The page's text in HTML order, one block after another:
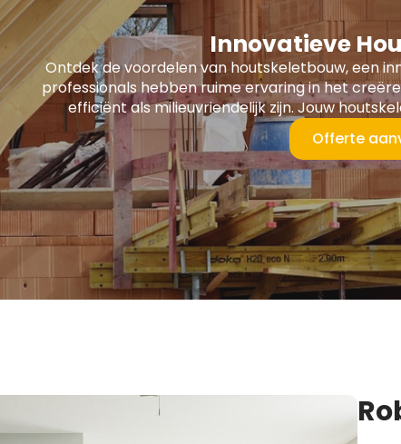
Innovatieve
Ontdek de voordelen van houtskeletbouw, een
professionals hebben ruime ervaring in het
efficiënt als milieuvriendelijk zijn. Jouw
Offerte